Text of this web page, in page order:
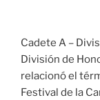
Cadete A –
División de
relacionó el
Festival de la